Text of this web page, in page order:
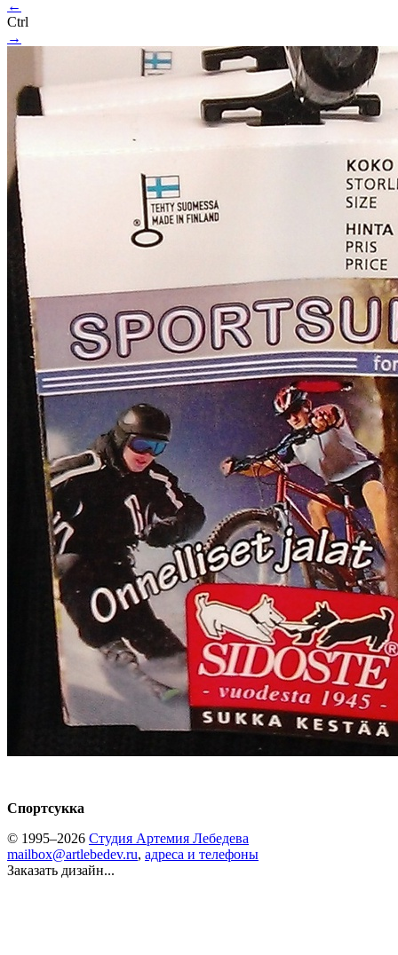
←
Ctrl
→
Спортсукка
© 1995–2026 Студия Артемия Лебедева
mailbox@artlebedev.ru, адреса и телефоны
Заказать дизайн...